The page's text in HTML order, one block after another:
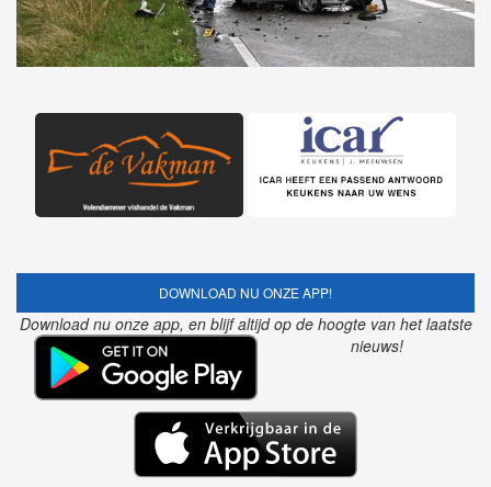
DOWNLOAD NU ONZE APP!
Download nu onze app, en blijf altijd op de hoogte van het laatste
nieuws!